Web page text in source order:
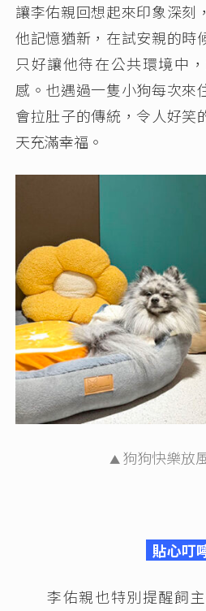
讓李佑親回想起來印象深刻
他記憶猶新，在試安親的時
只好讓他待在公共環境中
感。也遇過一隻小狗每次來
會拉肚子的傳統，令人好笑
天充滿幸福。
▲ 狗狗快樂放
貼心叮
李佑親也特別提醒飼主